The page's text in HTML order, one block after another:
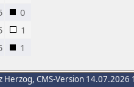
0
1
1
Herzog, CMS-Version 14.07.2026